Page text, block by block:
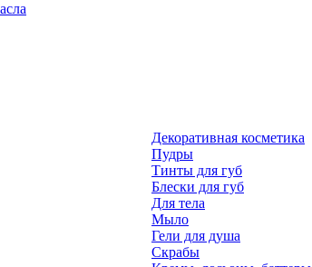
Декоративная косметика
Пудры
Тинты для губ
Блески для губ
Для тела
Мыло
Гели для душа
Скрабы